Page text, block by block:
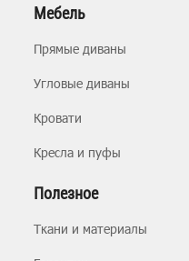
Мебель
Прямые диваны
Угловые диваны
Кровати
Кресла и пуфы
Полезное
Ткани и материалы